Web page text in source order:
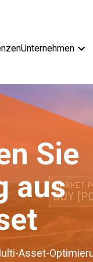
Unternehmen
Sie
aus
Asset-